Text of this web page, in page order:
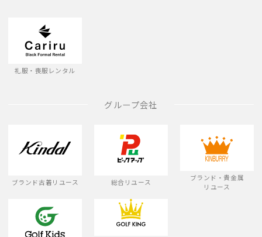
礼服・喪服レンタル
グループ会社
ブランド古着リユース 総合リユース
ブランド・貴金属
リユース